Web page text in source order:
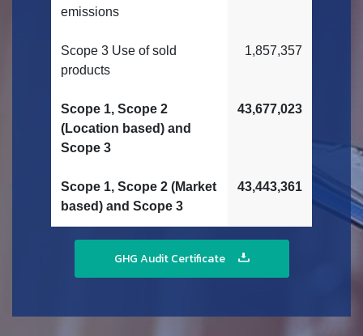
emissions
Scope 3 Use of sold
products
1,857,357
Scope 1, Scope 2
(Location based) and
Scope 3
43,677,023
Scope 1, Scope 2 (Market
based) and Scope 3
43,443,361
GHG Audit Certificate